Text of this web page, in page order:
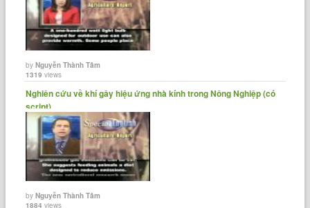
byNguyễn Thành Tâm
1319 views
Nghiên cứu về khí gây hiệu ứng nhà kính trong Nông Nghiệp (có
script)
byNguyễn Thành Tâm
1884 views